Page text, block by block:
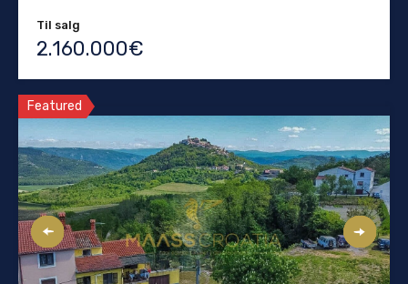
Til salg
2.160.000€
Featured